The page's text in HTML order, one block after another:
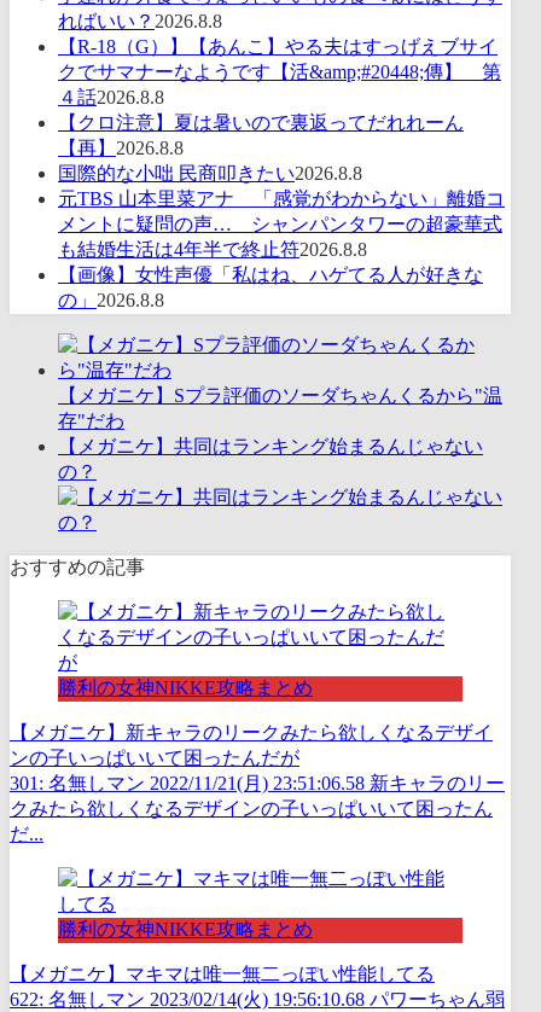
ればいい？ 2026.8.8
【R-18（G）】【あんこ】やる夫はすっげえブサイ
クでサマナーなようです【活&amp;#20448;傳】 第
４話2026.8.8
【クロ注意】夏は暑いので裏返ってだれれーん
【再】 2026.8.8
国際的な小咄 民商叩きたい2026.8.8
元TBS 山本里菜アナ 「感覚がわからない」離婚コ
メントに疑問の声… シャンパンタワーの超豪華式
も結婚生活は4年半で終止符2026.8.8
【画像】女性声優「私はね、ハゲてる人が好きな
の」 2026.8.8
【メガニケ】Sプラ評価のソーダちゃんくるから"温
存"だわ
【メガニケ】共同はランキング始まるんじゃない
の？
おすすめの記事
勝利の女神NIKKE攻略まとめ
【メガニケ】新キャラのリークみたら欲しくなるデザイ
ンの子いっぱいいて困ったんだが
301: 名無しマン 2022/11/21(月) 23:51:06.58 新キャラのリー
クみたら欲しくなるデザインの子いっぱいいて困ったん
だ...
勝利の女神NIKKE攻略まとめ
【メガニケ】マキマは唯一無二っぽい性能してる
622: 名無しマン 2023/02/14(火) 19:56:10.68 パワーちゃん弱